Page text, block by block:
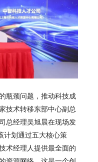
瓶颈问题，推动科技成
技术转移东部中心副总
总经理吴旭晨在现场发
计划通过五大核心策
术经理人提供最全面的